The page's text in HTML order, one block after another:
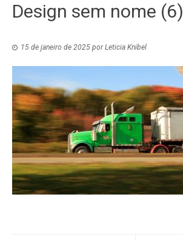
Design sem nome (6)
15 de janeiro de 2025 porLeticia Knibel